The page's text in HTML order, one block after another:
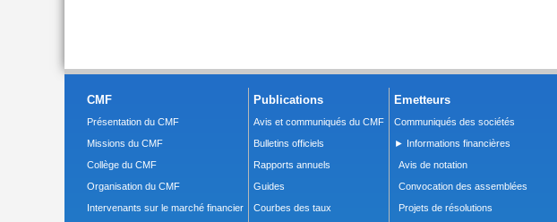
CMF
Présentation du CMF
Missions du CMF
Collège du CMF
Organisation du CMF
Intervenants sur le marché financier
Publications
Avis et communiqués du CMF
Bulletins officiels
Rapports annuels
Guides
Courbes des taux
Emetteurs
Communiqués des sociétés
► Informations financières
Avis de notation
Convocation des assemblées
Projets de résolutions